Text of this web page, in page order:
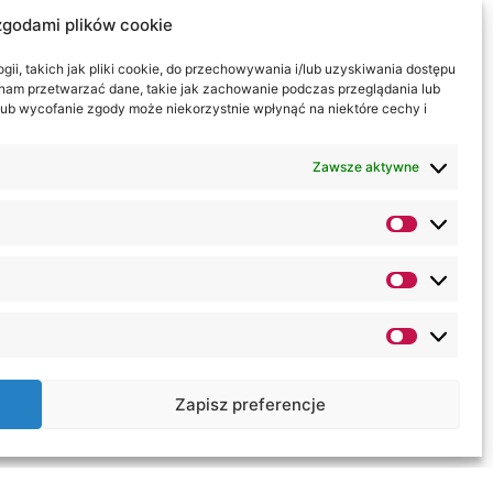
plików cookie
takich jak pliki cookie, do przechowywania i/lub uzyskiwania dostępu
przetwarzać dane, takie jak zachowanie podczas przeglądania lub
wycofanie zgody może niekorzystnie wpłynąć na niektóre cechy i
Zawsze aktywne
Zapisz preferencje
studiów na kierunku
monitorował proces
z innymi ośrodkami
organizacją w Akademii WSEI
przez
JPII, UWr, UKSW czy UJ.
naukowych nt. „Problemy
i działania polskiej
są w Akademii WSEI
rzecz studentów i